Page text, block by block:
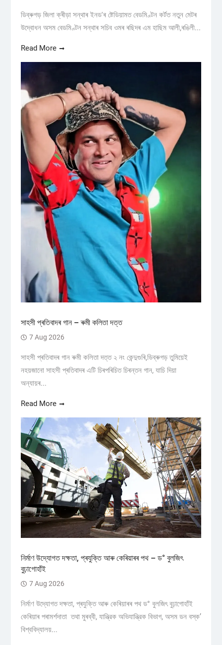
ডিব্ৰুগড় জিলা ক্ৰীড়া সন্থাৰ ইনড'ৰ ষ্টেডিয়ামত বেডমিণ্টন কৰ্টত নতুন মেটৰ
উদ্বোধন অসম বেডমিণ্টন সন্থাৰ সচিব ওমৰ ৰছিদৰ এম হাছিম আলী,ৰঙিলী...
Read More
সাহসী প্ৰতিবাদৰ গান – ৰুমী কলিতা দত্ত
7 Aug 2026
সাহসী প্ৰতিবাদৰ গান ৰুমী কলিতা দত্ত ২ নং কেন্দুগুৰি,ডিব্ৰুগড় তুমিয়েই
নহয়জানো সাহসী প্ৰতিবাদৰ এটি চিৰপৰিচিত চিৰন্তন গান, যাচি দিয়া
অন্যায়ৰ...
Read More
নিৰ্মাণ উদ্যোগত দক্ষতা, প্ৰযুক্তি আৰু কেৰিয়াৰৰ পথ – ড° বুলজিৎ
বুঢ়াগোহাঁই
7 Aug 2026
নিৰ্মাণ উদ্যোগত দক্ষতা, প্ৰযুক্তি আৰু কেৰিয়াৰৰ পথ ড° বুলজিৎ বুঢ়াগোহাঁই
কেৰিয়াৰ পৰামৰ্শদাতা তথা মুৰব্বী, যান্ত্রিক অভিযান্ত্রিক বিভাগ, অসম ডন বস্ক’
বিশ্ববিদ্যালয়...